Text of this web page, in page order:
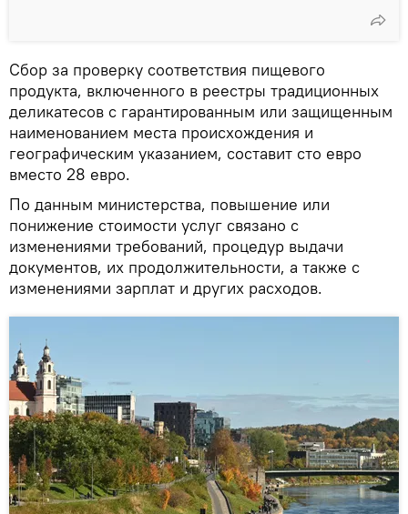
Сбор за проверку соответствия пищевого
продукта, включенного в реестры традиционных
деликатесов с гарантированным или защищенным
наименованием места происхождения и
географическим указанием, составит сто евро
вместо 28 евро.
По данным министерства, повышение или
понижение стоимости услуг связано с
изменениями требований, процедур выдачи
документов, их продолжительности, а также c
изменениями зарплат и других расходов.